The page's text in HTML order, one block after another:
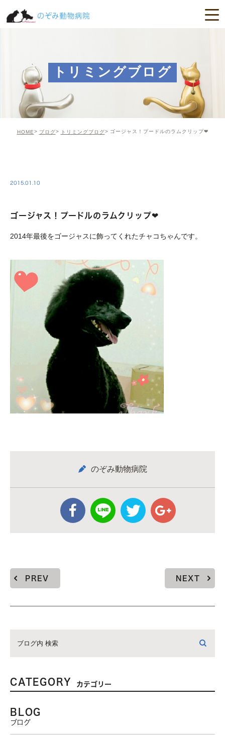
トリミングブログ
HOME ブログ トリミングブログ ゴージャス！プードルのラムクリップ❤
2015.01.10
ゴージャス！プードルのラムクリップ❤
2014年最後をゴージャスに飾ってくれたチャコちゃんです。
のぞみ動物病院
PREV NEXT
CATEGORY カテゴリー
BLOG
ブログ